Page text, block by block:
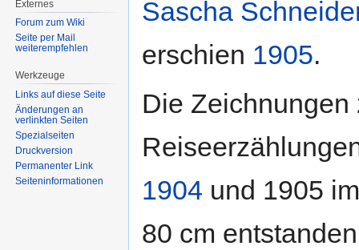
Sascha
erschien 1905.
Die Zeichnungen
1904 und 1905
80 cm
Externes
Forum zum Wiki
Seite per Mail
weiterempfehlen
Werkzeuge
Links auf diese Seite
Änderungen an
verlinkten Seiten
Spezialseiten
Druckversion
Permanenter Link
Seiten­informationen